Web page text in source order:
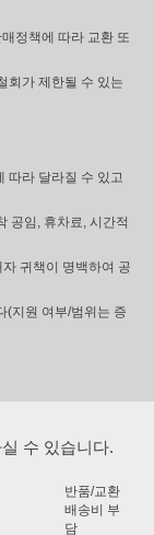
정책에 따라 교환 또
회가 제한될 수 있는
따라 달라질 수 있고
공임, 휴차료, 시간적
귀책이 명백하여 공
(지원 여부/범위는 증
수 있습니다.
반품/교환
배송비 부
담